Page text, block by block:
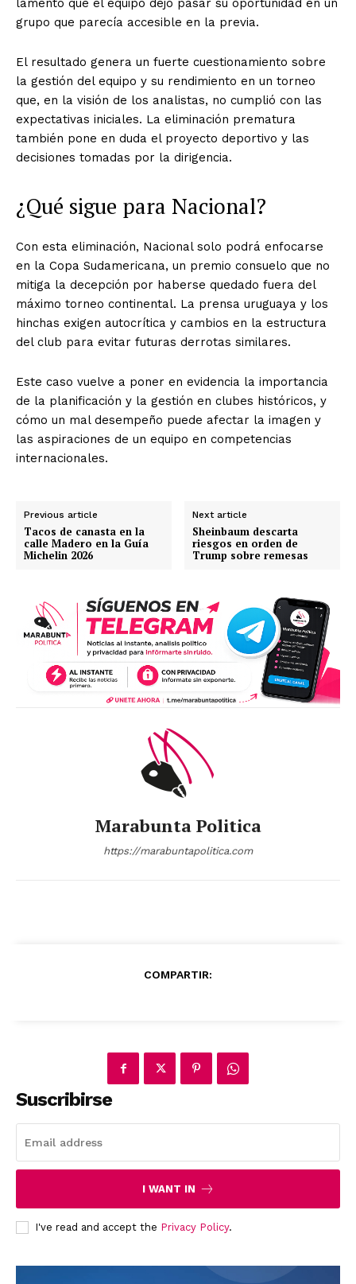
Magazine PRO
lamentó que el equipo dejó pasar su oportunidad en un
grupo que parecía accesible en la previa.
El resultado genera un fuerte cuestionamiento sobre
la gestión del equipo y su rendimiento en un torneo
que, en la visión de los analistas, no cumplió con las
expectativas iniciales. La eliminación prematura
también pone en duda el proyecto deportivo y las
decisiones tomadas por la dirigencia.
¿Qué sigue para Nacional?
Con esta eliminación, Nacional solo podrá enfocarse
en la Copa Sudamericana, un premio consuelo que no
mitiga la decepción por haberse quedado fuera del
máximo torneo continental. La prensa uruguaya y los
hinchas exigen autocrítica y cambios en la estructura
del club para evitar futuras derrotas similares.
Este caso vuelve a poner en evidencia la importancia
de la planificación y la gestión en clubes históricos, y
cómo un mal desempeño puede afectar la imagen y
las aspiraciones de un equipo en competencias
internacionales.
Previous article
Tacos de canasta en la
calle Madero en la Guía
Michelin 2026
Next article
Sheinbaum descarta
riesgos en orden de
Trump sobre remesas
Marabunta Politica
https://marabuntapolitica.com
COMPARTIR:
Suscribirse
I WANT IN
I've read and accept the Privacy Policy.